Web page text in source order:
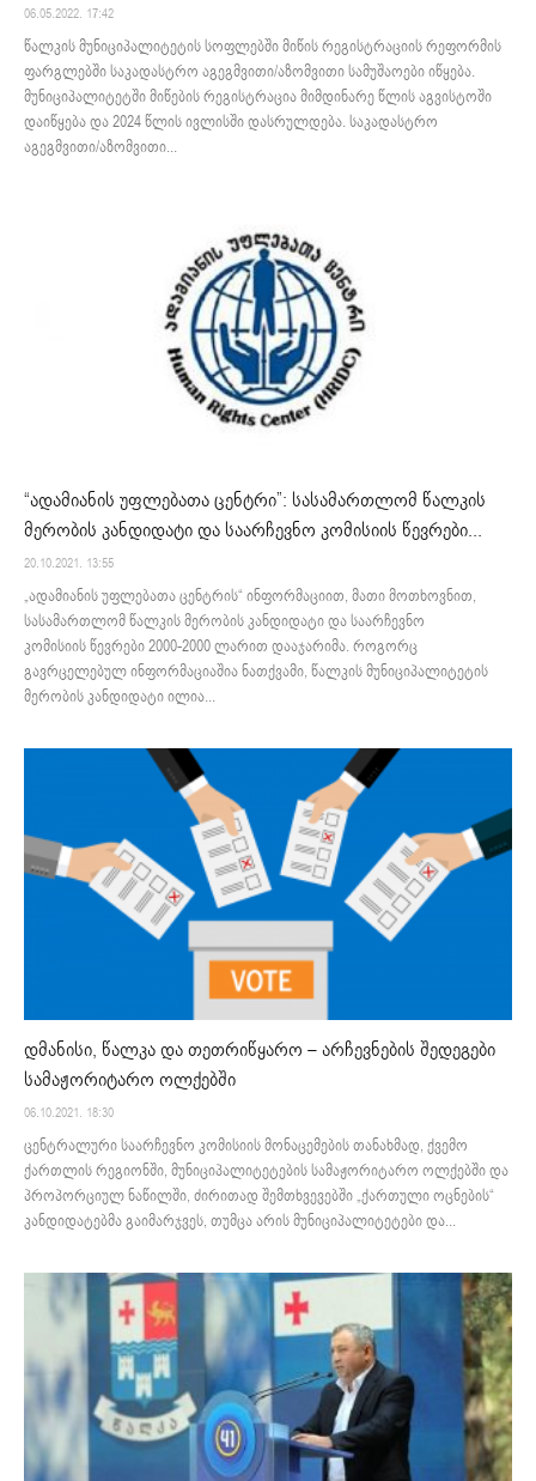
06.05.2022. 17:42
წალკის მუნიციპალიტეტის სოფლებში მიწის რეგისტრაციის რეფორმის
ფარგლებში საკადასტრო აგეგმვითი/აზომვითი სამუშაოები იწყება.
მუნიციპალიტეტში მიწების რეგისტრაცია მიმდინარე წლის აგვისტოში
დაიწყება და 2024 წლის ივლისში დასრულდება. საკადასტრო
აგეგმვითი/აზომვითი...
“ადამიანის უფლებათა ცენტრი”: სასამართლომ წალკის
მერობის კანდიდატი და საარჩევნო კომისიის წევრები...
20.10.2021. 13:55
„ადამიანის უფლებათა ცენტრის“ ინფორმაციით, მათი მოთხოვნით,
სასამართლომ წალკის მერობის კანდიდატი და საარჩევნო
კომისიის წევრები 2000-2000 ლარით დააჯარიმა. როგორც
გავრცელებულ ინფორმაციაშია ნათქვამი, წალკის მუნიციპალიტეტის
მერობის კანდიდატი ილია...
დმანისი, წალკა და თეთრიწყარო – არჩევნების შედეგები
სამაჟორიტარო ოლქებში
06.10.2021. 18:30
ცენტრალური საარჩევნო კომისიის მონაცემების თანახმად, ქვემო
ქართლის რეგიონში, მუნიციპალიტეტების სამაჟორიტარო ოლქებში და
პროპორციულ ნაწილში, ძირითად შემთხვევებში „ქართული ოცნების“
კანდიდატებმა გაიმარჯვეს, თუმცა არის მუნიციპალიტეტები და...